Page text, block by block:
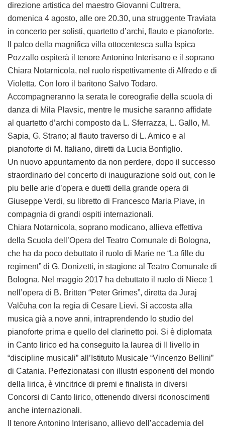
direzione artistica del maestro Giovanni Cultrera,
domenica 4 agosto, alle ore 20.30, una struggente Traviata
in concerto per solisti, quartetto d’archi, flauto e pianoforte.
Il palco della magnifica villa ottocentesca sulla Ispica
Pozzallo ospiterà il tenore Antonino Interisano e il soprano
Chiara Notarnicola, nel ruolo rispettivamente di Alfredo e di
Violetta. Con loro il baritono Salvo Todaro.
Accompagneranno la serata le coreografie della scuola di
danza di Mila Plavsic, mentre le musiche saranno affidate
al quartetto d’archi composto da L. Sferrazza, L. Gallo, M.
Sapia, G. Strano; al flauto traverso di L. Amico e al
pianoforte di M. Italiano, diretti da Lucia Bonfiglio.
Un nuovo appuntamento da non perdere, dopo il successo
straordinario del concerto di inaugurazione sold out, con le
piu belle arie d’opera e duetti della grande opera di
Giuseppe Verdi, su libretto di Francesco Maria Piave, in
compagnia di grandi ospiti internazionali.
Chiara Notarnicola, soprano modicano, allieva effettiva
della Scuola dell’Opera del Teatro Comunale di Bologna,
che ha da poco debuttato il ruolo di Marie ne “La fille du
regiment” di G. Donizetti, in stagione al Teatro Comunale di
Bologna. Nel maggio 2017 ha debuttato il ruolo di Niece 1
nell’opera di B. Britten “Peter Grimes”, diretta da Juraj
Valčuha con la regia di Cesare Lievi. Si accosta alla
musica già a nove anni, intraprendendo lo studio del
pianoforte prima e quello del clarinetto poi. Si è diplomata
in Canto lirico ed ha conseguito la laurea di II livello in
“discipline musicali” all’Istituto Musicale “Vincenzo Bellini”
di Catania. Perfezionatasi con illustri esponenti del mondo
della lirica, è vincitrice di premi e finalista in diversi
Concorsi di Canto lirico, ottenendo diversi riconoscimenti
anche internazionali.
Il tenore Antonino Interisano, allievo dell’accademia del